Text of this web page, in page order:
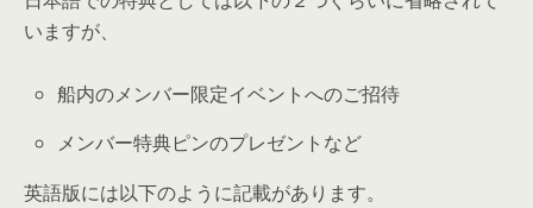
いますが、
船内のメンバー限定イベントへのご招待
メンバー特典ピンのプレゼントなど
英語版には以下のように記載があります。